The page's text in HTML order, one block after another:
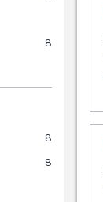
8
8
8